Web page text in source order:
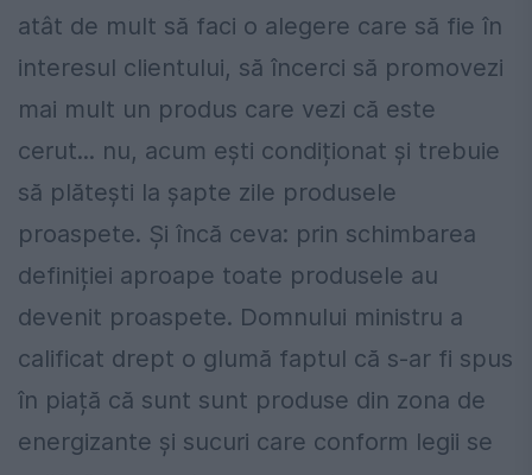
atât de mult să faci o alegere care să fie în
interesul clientului, să încerci să promovezi
mai mult un produs care vezi că este
cerut... nu, acum ești condiționat și trebuie
să plătești la șapte zile produsele
proaspete. Și încă ceva: prin schimbarea
definiției aproape toate produsele au
devenit proaspete. Domnului ministru a
calificat drept o glumă faptul că s-ar fi spus
în piață că sunt sunt produse din zona de
energizante și sucuri care conform legii se